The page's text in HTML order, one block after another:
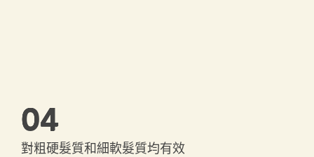
04
對粗硬髮質和細軟髮質均有效